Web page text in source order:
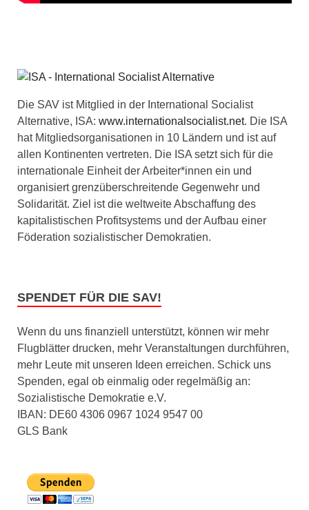
Die SAV ist Mitglied in der International Socialist
Alternative, ISA: www.internationalsocialist.net. Die ISA
hat Mitgliedsorganisationen in 10 Ländern und ist auf
allen Kontinenten vertreten. Die ISA setzt sich für die
internationale Einheit der Arbeiter*innen ein und
organisiert grenzüberschreitende Gegenwehr und
Solidarität. Ziel ist die weltweite Abschaffung des
kapitalistischen Profitsystems und der Aufbau einer
Föderation sozialistischer Demokratien.
SPENDET FÜR DIE SAV!
Wenn du uns finanziell unterstützt, können wir mehr
Flugblätter drucken, mehr Veranstaltungen durchführen,
mehr Leute mit unseren Ideen erreichen. Schick uns
Spenden, egal ob einmalig oder regelmäßig an:
Sozialistische Demokratie e.V.
IBAN: DE60 4306 0967 1024 9547 00
GLS Bank